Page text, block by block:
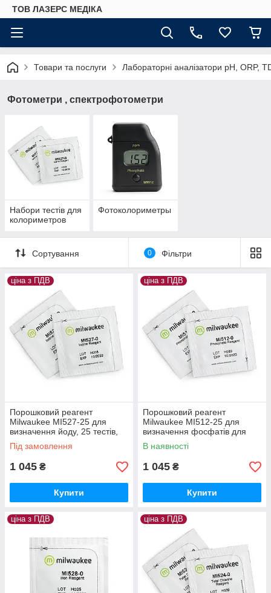
ТОВ ЛАЗЕРС МЕДІКА
Товари та послуги Лабораторні аналізатори pH, ORP,
Фотометри , спектрофотометри
Набори тестів для
колориметров
Фотоколориметры
Сортування 0 Фільтри
ціна з ПДВ
Порошковий реагент
Milwaukee MI527-25 для
визначення йоду, 25 тестів,
Угорщина
Під замовлення
1 045 ₴
Купити
ціна з ПДВ
Порошковий реагент
Milwaukee MI512-25 для
визначення фосфатів для
фотометра MW12, 25 тестів,
Угорщина
В наявності
1 045 ₴
Купити
ціна з ПДВ ціна з ПДВ